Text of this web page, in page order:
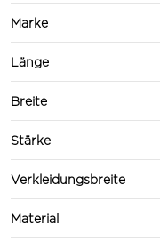
Marke
Länge
Breite
Stärke
Verkleidungsbreite
Material